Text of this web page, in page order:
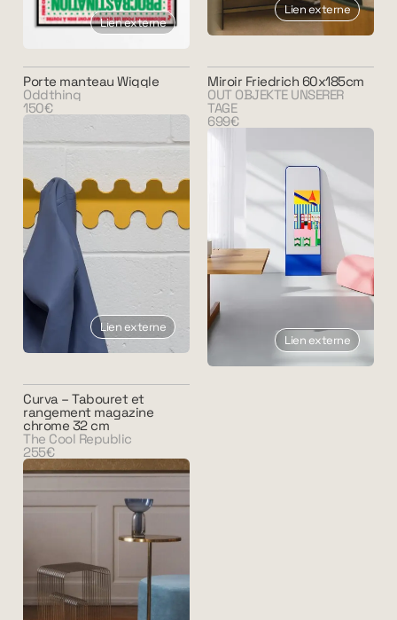
Lien externe
Lien externe
Porte manteau Wiggle
Oddthing
150€
Lien externe
Miroir Friedrich 60x185cm
OUT OBJEKTE UNSERER
TAGE
699€
Lien externe
Curva – Tabouret et
rangement magazine
chrome 32 cm
The Cool Republic
255€